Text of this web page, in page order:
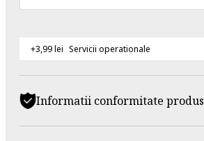
+3,99 lei Servicii operationale
Informatii conformitate produs